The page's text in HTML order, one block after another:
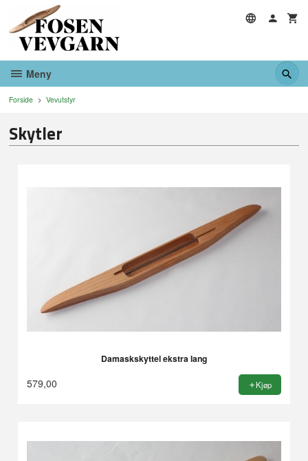
innholdet
Meny
Forside Vevutstyr
Skytler
Damaskskyttel ekstra lang
579,00 Kjøp